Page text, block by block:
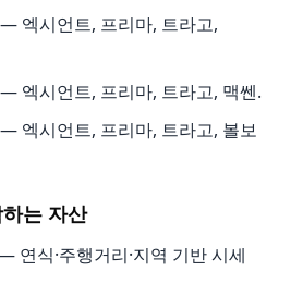
— 엑시언트, 프리마, 트라고,
— 엑시언트, 프리마, 트라고, 맥쎈.
— 엑시언트, 프리마, 트라고, 볼보
는 자산
연식·주행거리·지역 기반 시세